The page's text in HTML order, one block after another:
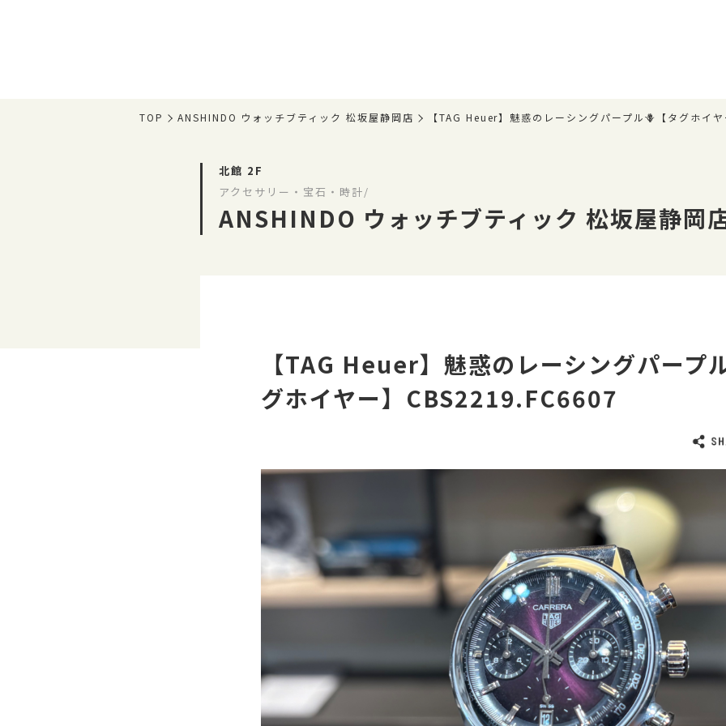
TOP ANSHINDO ウォッチブティック 松坂屋静岡店 【TAG Heuer】魅惑のレーシングパープル🪻【タグホイ
北館 2F
アクセサリー・宝石・時計/
ANSHINDO ウォッチブティック 松坂屋静岡
【TAG Heuer】魅惑のレーシングパープ
グホイヤー】CBS2219.FC6607